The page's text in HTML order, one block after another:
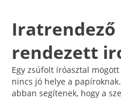
Iratrendező
rendezett
Egy zsúfolt íróasztal
nincs jó helye a
abban segítenek, hogy a